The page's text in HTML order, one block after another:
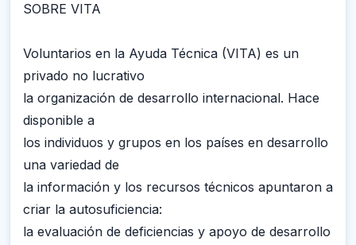
SOBRE VITA
Voluntarios en la Ayuda Técnica (VITA) es un
privado no lucrativo
la organización de desarrollo internacional. Hace
disponible a
los individuos y grupos en los países en desarrollo
una variedad de
la información y los recursos técnicos apuntaron a
criar la autosuficiencia:
la evaluación de deficiencias y apoyo de desarrollo